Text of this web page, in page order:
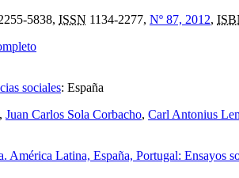
5838, ISSN 1134-2277, Nº 87, 2012,
sociales: España
, Juan Carlos Sola Corbacho, Carl Antonius
América Latina, España, Portugal: Ensayos